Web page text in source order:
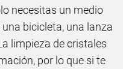
necesitas un medio
bicicleta, una lanza
limpieza de cristales
por lo que si te